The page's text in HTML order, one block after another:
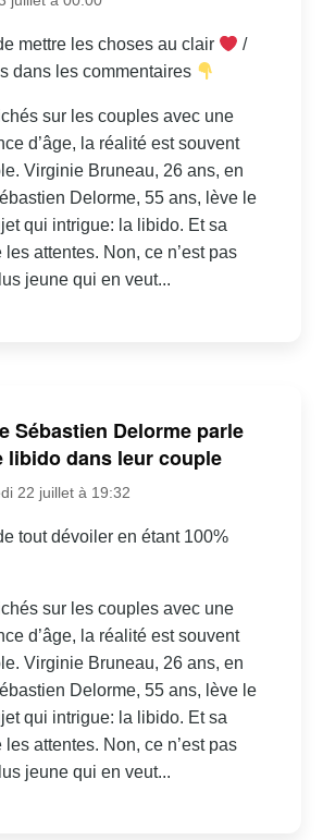
mettre les choses au clair
/
dans les commentaires
sur les couples avec une
d’âge, la réalité est souvent
Virginie Bruneau, 26 ans, en
Delorme, 55 ans, lève le
qui intrigue: la libido. Et sa
attentes. Non, ce n’est pas
jeune qui en veut...
Sébastien Delorme parle
libido dans leur couple
22 juillet à 19:32
tout dévoiler en étant 100%
sur les couples avec une
d’âge, la réalité est souvent
Virginie Bruneau, 26 ans, en
Delorme, 55 ans, lève le
qui intrigue: la libido. Et sa
attentes. Non, ce n’est pas
jeune qui en veut...